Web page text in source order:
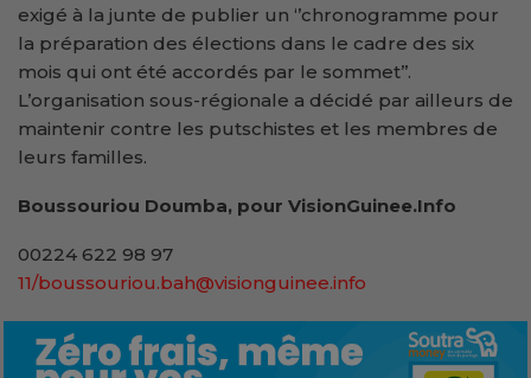
exigé à la junte de publier un ‘’chronogramme pour
la préparation des élections dans le cadre des six
mois qui ont été accordés par le sommet’’.
L’organisation sous-régionale a décidé par ailleurs de
maintenir contre les putschistes et les membres de
leurs familles.
Boussouriou Doumba, pour VisionGuinee.Info
00224 622 98 97
11/boussouriou.bah@visionguinee.info